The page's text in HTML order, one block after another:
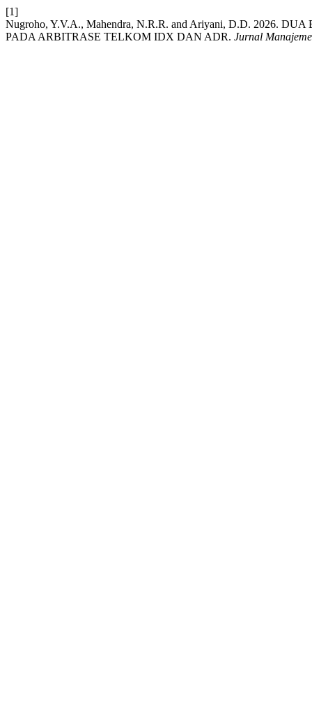
[1]
Nugroho, Y.V.A., Mahendra, N.R.R. and Ariyani, D.D. 2026.
PADA ARBITRASE TELKOM IDX DAN ADR. Jurnal